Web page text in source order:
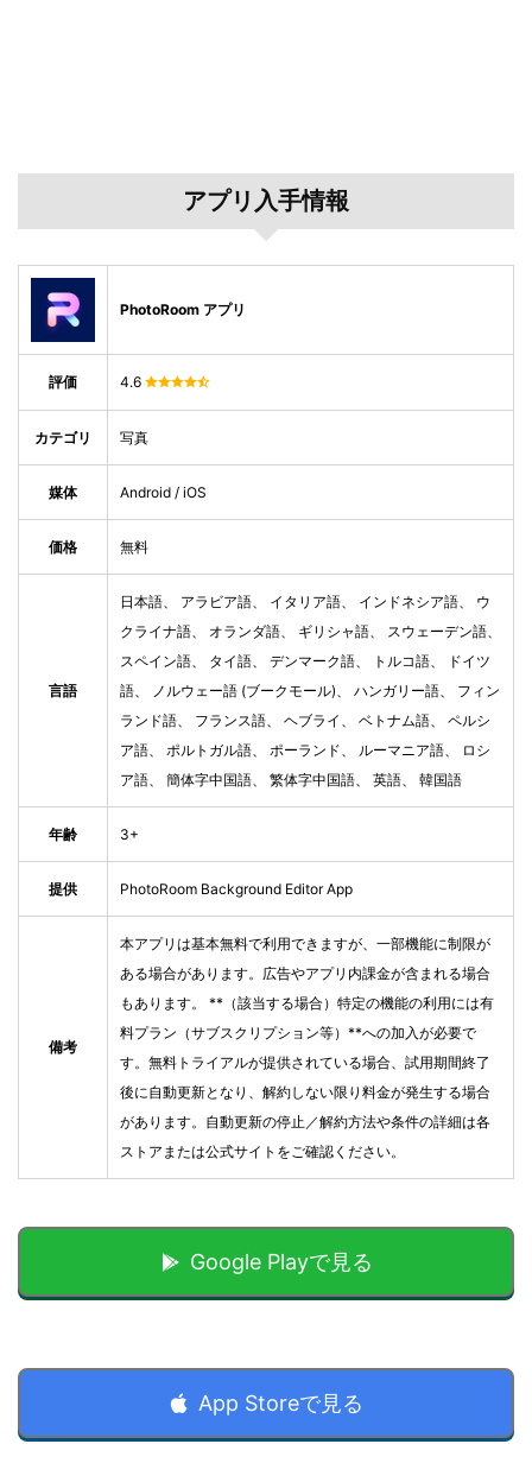
アプリ入手情報
PhotoRoom アプリ
評価 4.6
カテゴリ 写真
媒体 Android / iOS
価格 無料
言語
日本語、 アラビア語、 イタリア語、 インドネシア語、 ウ
クライナ語、 オランダ語、 ギリシャ語、 スウェーデン語、
スペイン語、 タイ語、 デンマーク語、 トルコ語、 ドイツ
語、 ノルウェー語 (ブークモール)、 ハンガリー語、 フィン
ランド語、 フランス語、 ヘブライ、 ベトナム語、 ペルシ
ア語、 ポルトガル語、 ポーランド、 ルーマニア語、 ロシ
ア語、 簡体字中国語、 繁体字中国語、 英語、 韓国語
年齢 3+
提供 PhotoRoom Background Editor App
備考
本アプリは基本無料で利用できますが、一部機能に制限が
ある場合があります。広告やアプリ内課金が含まれる場合
もあります。 **（該当する場合）特定の機能の利用には有
料プラン（サブスクリプション等）**への加入が必要で
す。無料トライアルが提供されている場合、試用期間終了
後に自動更新となり、解約しない限り料金が発生する場合
があります。自動更新の停止／解約方法や条件の詳細は各
ストアまたは公式サイトをご確認ください。
Google Playで見る
App Storeで見る